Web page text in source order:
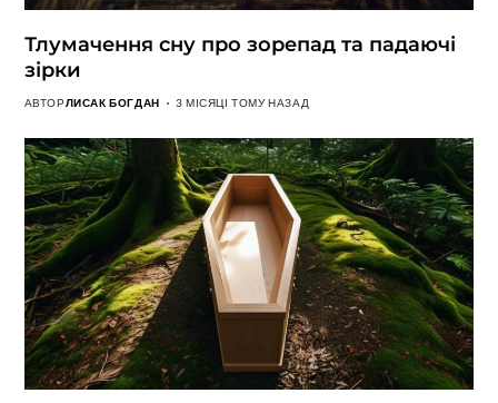
Тлумачення сну про зорепад та падаючі
зірки
АВТОРЛИСАК БОГДАН 3 МІСЯЦІ ТОМУ НАЗАД